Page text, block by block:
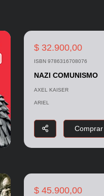
$ 32.900,00
ISBN 9786316708076
NAZI COMUNISMO
AXEL KAISER
ARIEL
Comprar
$ 45.900,00